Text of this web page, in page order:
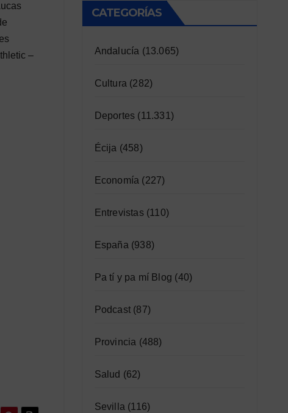
–
CATEGORÍAS
Andalucía (13.065)
Cultura (282)
Deportes (11.331)
Écija (458)
Economía (227)
Entrevistas(110)
España (938)
Pa tí y pa mí Blog (40)
Podcast(87)
Provincia (488)
Salud (62)
Sevilla (116)